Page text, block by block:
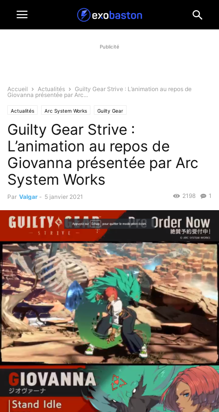
Publicité
Accueil Actualités
Guilty Gear Strive : L’animation au repos de
Giovanna présentée par Arc...
Actualités Arc System Works Guilty Gear
Guilty Gear Strive :
L’animation au repos de
Giovanna présentée par Arc
System Works
Par Valgar - 5 janvier 2021 1
2198